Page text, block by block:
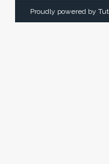
Proudly powered by